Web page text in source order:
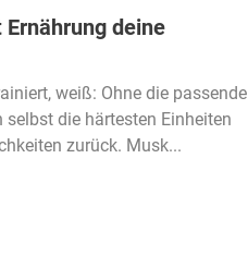
deine
weiß: Ohne die passende
selbst die härtesten Einheiten
zurück. Musk...